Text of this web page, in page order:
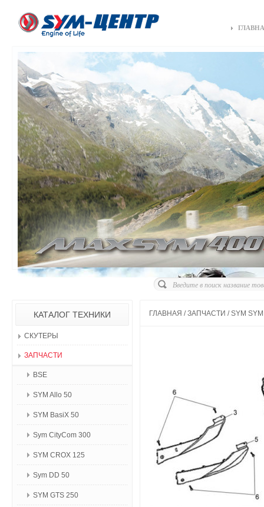
КАТАЛОГ ТЕХНИКИ
СКУТЕРЫ
ЗАПЧАСТИ
BSE
SYM Allo 50
SYM BasiX 50
Sym CityCom 300
SYM CROX 125
Sym DD 50
SYM GTS 250
ГЛАВНАЯ / ЗАПЧАСТИ / SYM